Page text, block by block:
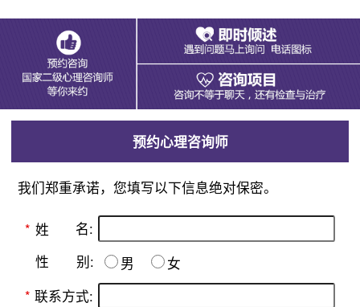
预约心理咨询师
我们郑重承诺，您填写以下信息绝对保密。
* 姓 名:
性 别: 男
女
* 联系方式: